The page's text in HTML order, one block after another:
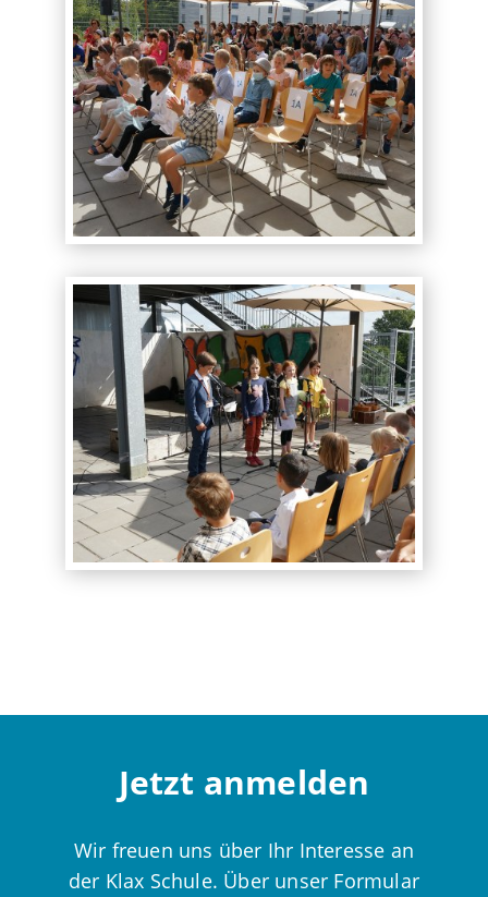
Jetzt anmelden
Wir freuen uns über Ihr Interesse an
der Klax Schule. Über unser Formular